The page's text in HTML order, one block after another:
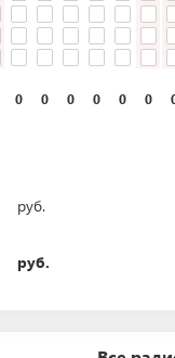
0 0 0 0 0 0
руб.
руб.